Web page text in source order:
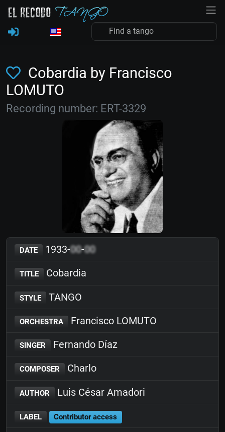
Cobardia by Francisco
LOMUTO
Recording number: ERT-3329
DATE 1933-00-00
TITLE Cobardia
STYLE TANGO
ORCHESTRA Francisco LOMUTO
SINGER Fernando Díaz
COMPOSER Charlo
AUTHOR Luis César Amadori
LABEL Contributor access